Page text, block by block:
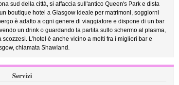
sud della città, si affaccia sull'antico Queen's Park e dista
boutique hotel a Glasgow ideale per matrimoni, soggiorni
è adatto a ogni genere di viaggiatore e dispone di un bar
un drink o guardando la partita sullo schermo al plasma,
L'hotel è anche vicino a molti fra i migliori bar e
chiamata Shawland.
Servizi